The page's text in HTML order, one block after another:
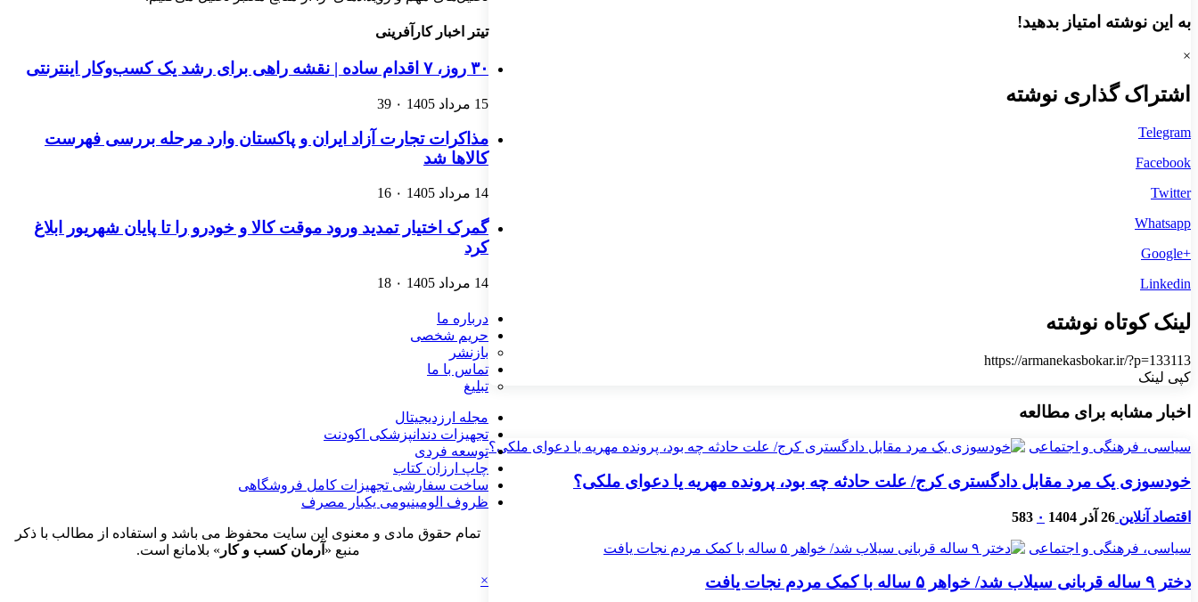
به این نوشته امتیاز بدهید!
×
اشتراک گذاری نوشته
Telegram
Facebook
Twitter
Whatsapp
+Google
Linkedin
لینک کوتاه نوشته
https://armanekasbokar.ir/?p=133113
کپی لینک
اخبار مشابه برای مطالعه
سیاسی، فرهنگی و اجتماعی
خودسوزی یک مرد مقابل دادگستری کرج/ علت حادثه چه بود، پرونده مهریه‌ یا دعوای ملکی؟
اقتصاد آنلاین 26 آذر 1404 ۰ 583
سیاسی، فرهنگی و اجتماعی
دختر ۹ ساله قربانی سیلاب شد/ خواهر ۵ ساله با کمک مردم نجات یافت
تیتر اخبار کارآفرینی
۳۰ روز، ۷ اقدام ساده | نقشه راهی برای رشد یک کسب‌وکار اینترنتی
15 مرداد 1405 ۰ 39
مذاکرات تجارت آزاد ایران و پاکستان وارد مرحله بررسی فهرست
کالاها شد
14 مرداد 1405 ۰ 16
گمرک اختیار تمدید ورود موقت کالا و خودرو را تا پایان شهریور ابلاغ
کرد
14 مرداد 1405 ۰ 18
درباره ما
حریم شخصی
بازنشر
تماس با ما
تبلیغ
مجله ارزدیجیتال
تجهیزات دندانپزشکی اکودنت
توسعه فردی
چاپ ارزان کتاب
ساخت سفارشی تجهیزات کامل فروشگاهی
ظروف الومینیومی یکبار مصرف
تمام حقوق مادی و معنوی این سایت محفوظ می باشد و استفاده از مطالب با ذکر
منبع « آرمان کسب و کار » بلامانع است.
×